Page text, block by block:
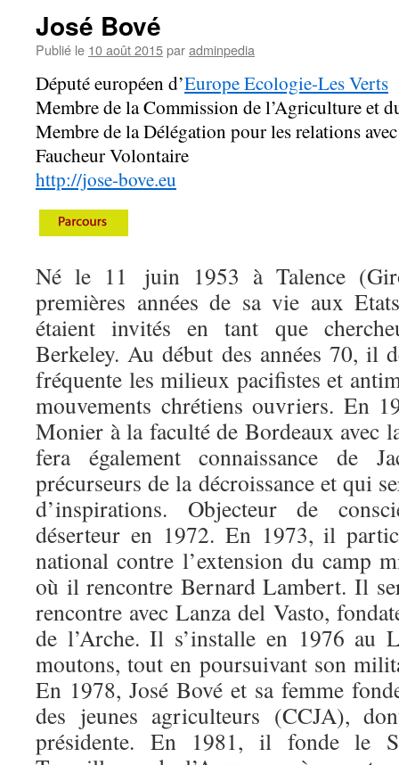
José Bové
Publié le 10 août 2015paradminpedia
Député européen d’Europe Ecologie-Les Verts
Membre de la Commission de l’Agriculture et
Membre de la Délégation pour les relations
Faucheur Volontaire
http://jose-bove.eu
Né le 11 juin 1953 à Talence
premières années de sa vie aux
étaient invités en tant que
Berkeley. Au début des années 70, il
fréquente les milieux pacifistes et
mouvements chrétiens ouvriers. En
Monier à la faculté de Bordeaux avec
fera également connaissance de
précurseurs de la décroissance et qui
d’inspirations. Objecteur de
déserteur en 1972. En 1973, il
national contre l’extension du camp
où il rencontre Bernard Lambert. Il
rencontre avec Lanza del Vasto,
de l’Arche. Il s’installe en 1976 au
moutons, tout en poursuivant son
En 1978, José Bové et sa femme
des jeunes agriculteurs (CCJA),
présidente. En 1981, il fonde le